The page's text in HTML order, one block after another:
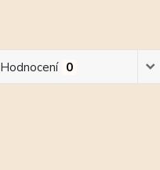
Hodnocení 0